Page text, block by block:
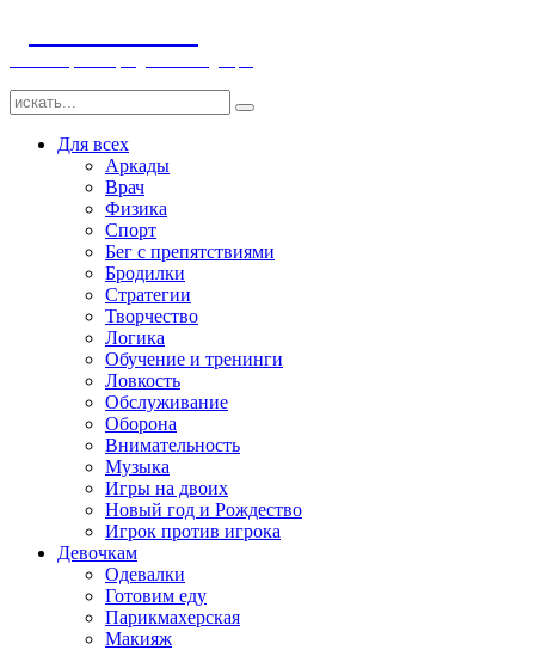
Для всех
Аркады
Врач
Физика
Спорт
Бег с препятствиями
Бродилки
Стратегии
Творчество
Логика
Обучение и тренинги
Ловкость
Обслуживание
Оборона
Внимательность
Музыка
Игры на двоих
Новый год и Рождество
Игрок против игрока
Девочкам
Одевалки
Готовим еду
Парикмахерская
Макияж